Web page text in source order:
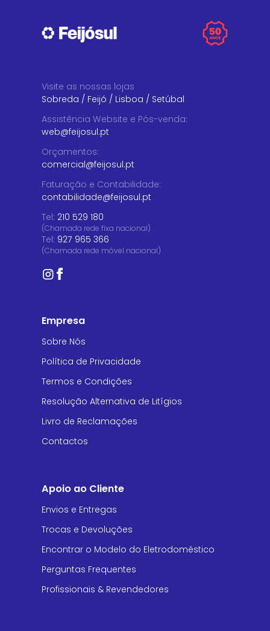
Visite as nossas lojas
Sobreda / Feijó / Lisboa / Setúbal
Assistência Website e Pós-venda:
web@feijosul.pt
Orçamentos:
comercial@feijosul.pt
Faturação e Contabilidade:
contabilidade@feijosul.pt
Tel: 210 529 180
(Chamada rede fixa nacional)
Tel: 927 965 366
(Chamada rede móvel nacional)
Empresa
Sobre Nós
Política de Privacidade
Termos e Condições
Resolução Alternativa de Litígios
Livro de Reclamações
Contactos
Apoio ao Cliente
Envios e Entregas
Trocas e Devoluções
Encontrar o Modelo do Eletrodoméstico
Perguntas Frequentes
Profissionais & Revendedores